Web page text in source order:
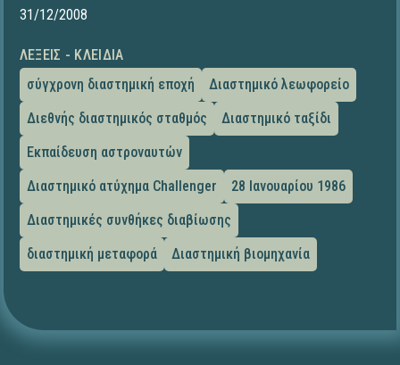
31/12/2008
ΛΈΞΕΙΣ - ΚΛΕΙΔΙΆ
σύγχρονη διαστημική εποχή
Διαστημικό λεωφορείο
Διεθνής διαστημικός σταθμός
Διαστημικό ταξίδι
Εκπαίδευση αστροναυτών
Διαστημικό ατύχημα Challenger
28 Ιανουαρίου 1986
Διαστημικές συνθήκες διαβίωσης
διαστημική μεταφορά
Διαστημική βιομηχανία